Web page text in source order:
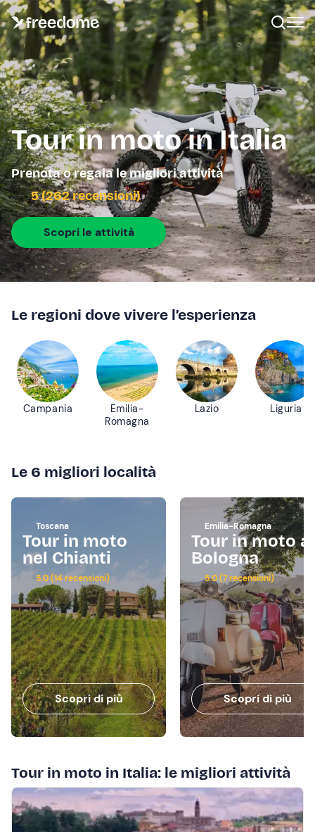
Tour in moto in Italia
Prenota o regala le migliori attività
5 (262 recensioni)
Scopri le attività
Le regioni dove vivere l’esperienza
Campania
Emilia-
Romagna
Lazio Liguria
Le 6 migliori località
Toscana
Tour in moto
nel Chianti
5.0 (14 recensioni)
Scopri di più
Emilia-Romagna
Tour in moto a
Bologna
5.0 (7 recensioni)
Scopri di più
Tour in moto in Italia: le migliori attività